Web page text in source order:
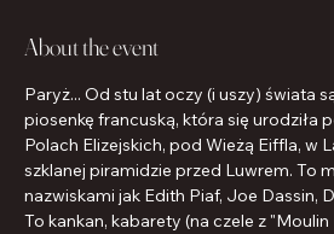
About the event
Paryż... Od stu lat oczy (i uszy) świata
piosenkę francuską, która się urodziła
Polach Elizejskich, pod Wieżą Eiffla, w
szklanej piramidzie przed Luwrem. To
nazwiskami jak Edith Piaf, Joe Dassin,
To kankan, kabarety (na czele z